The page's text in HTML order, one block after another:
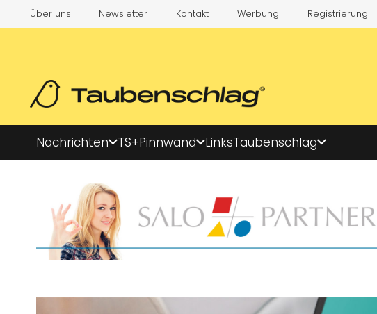
Über uns Newsletter Kontakt Werbung Registrierung
Nachrichten TS+Pinnwand LinksTaubenschlag